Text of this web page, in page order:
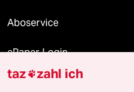
Aboservice
ePaper Login
Downloads für Abonnierende
taz zahl ich